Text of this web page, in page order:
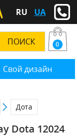
RU UA
Свой дизайн
0
Дота
Dota 12024